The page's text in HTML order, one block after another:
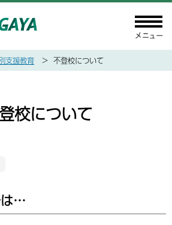
支援教育 不登校について
校について
は…